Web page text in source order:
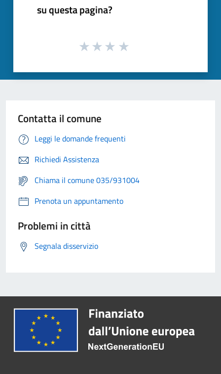
su questa pagina?
Contatta il comune
Leggi le domande frequenti
Richiedi Assistenza
Chiama il comune 035/931004
Prenota un appuntamento
Problemi in città
Segnala disservizio